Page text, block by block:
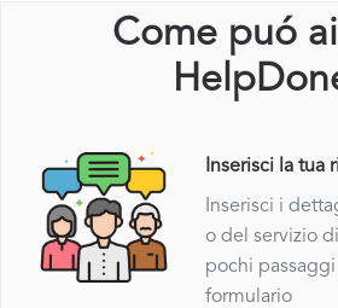
Come puó
Inserisci la tua
Inserisci i
o del servizio
pochi passaggi
formulario